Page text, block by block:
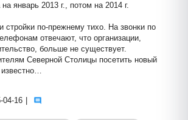
январь 2013 г., потом на 2014 г.
стройки по-прежнему тихо. На звонки по
отвечают, что организации,
больше не существует.
Северной Столицы посетить новый
04-16